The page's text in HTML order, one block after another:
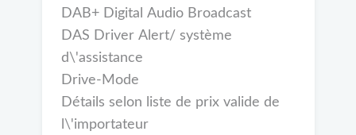
DAB+ Digital Audio Broadcast
DAS Driver Alert/ système
d\'assistance
Drive-Mode
Détails selon liste de prix valide de
l\'importateur